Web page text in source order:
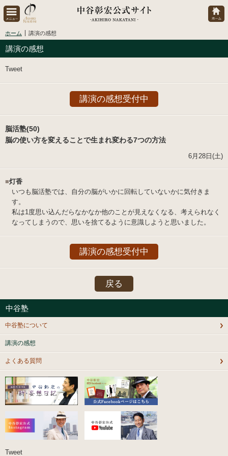
ホーム 講演の感想
講演の感想
Tweet
講演の感想受付中
脳活塾(50)
脳の使い方を変えることで生まれ変わる7つの方法
6月28日(土)
■灯香
いつも脳活塾では、自分の脳がいかに回転していないかに気付きま
す。
私は1度思い込んだらなかなか他のことが見えなくなる、考えられなく
なってしまうので、思いを捨てるように意識しようと思いました。
講演の感想受付中
戻る
中谷塾
中谷塾について
講演の感想
よくある質問
Tweet